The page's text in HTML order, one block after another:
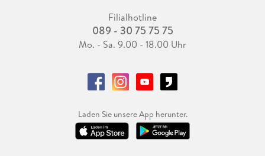
Filialhotline
089 - 30 75 75 75
Mo. - Sa. 9.00 - 18.00 Uhr
Laden Sie unsere App herunter.